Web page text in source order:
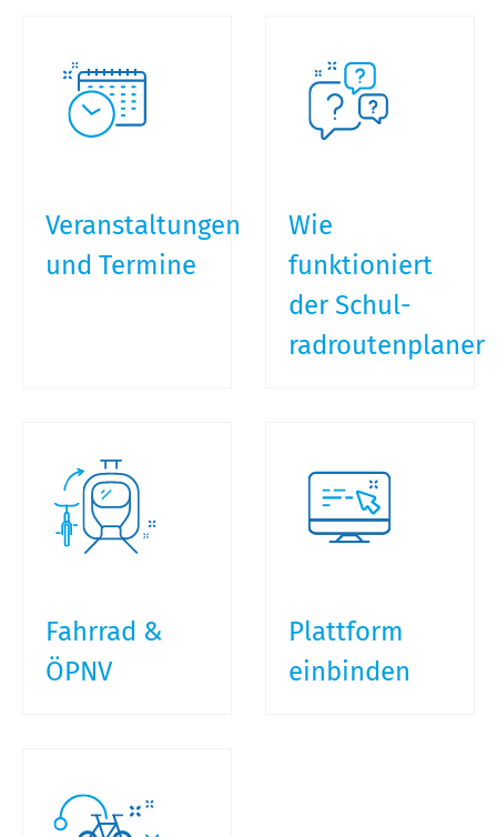
Veranstaltungen
und Termine
Wie
funktioniert
der Schul-
radroutenplaner
Fahrrad &
ÖPNV
Plattform
einbinden